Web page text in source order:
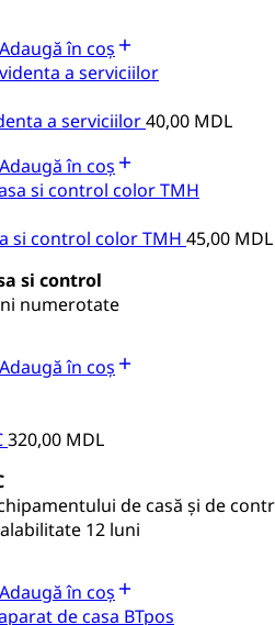
Adaugă în coș
a serviciilor40,00 MDL
Adaugă în coș
si control color TMH 45,00 MDL
si control
numerotate
Adaugă în coș
320,00 MDL
de casă și de
12 luni
Adaugă în coș